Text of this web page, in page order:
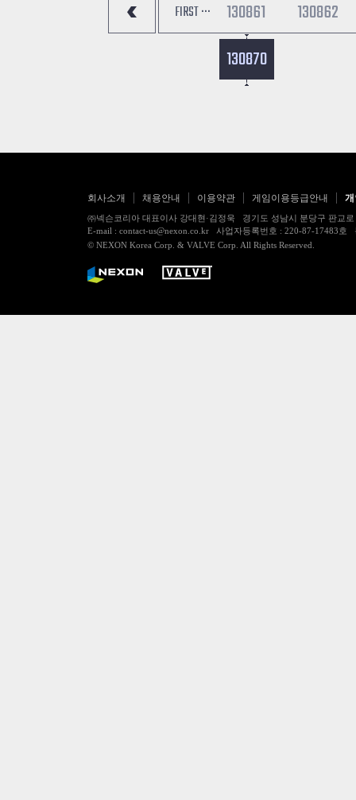
FIRST ··· 130861
130862
130870
회사소개 채용안내 이용약관 게임이용등급안내
㈜넥슨코리아 대표이사 강대현·김정욱 경기도 성남시 분당구 판교
E-mail : contact-us@nexon.co.kr 사업자등록번호 : 220-87-17483
© NEXON Korea Corp. & VALVE Corp. All Rights Reserved.